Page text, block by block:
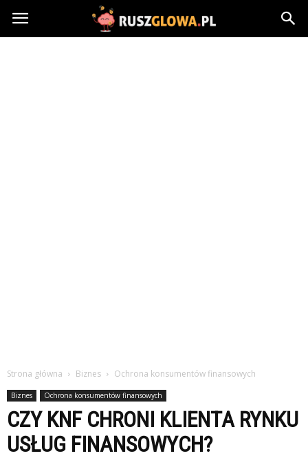
Ruszglowa.pl
Strona główna Biznes Ochrona konsumentów finansowych
Biznes Ochrona konsumentów finansowych
CZY KNF CHRONI KLIENTA RYNKU
USŁUG FINANSOWYCH?